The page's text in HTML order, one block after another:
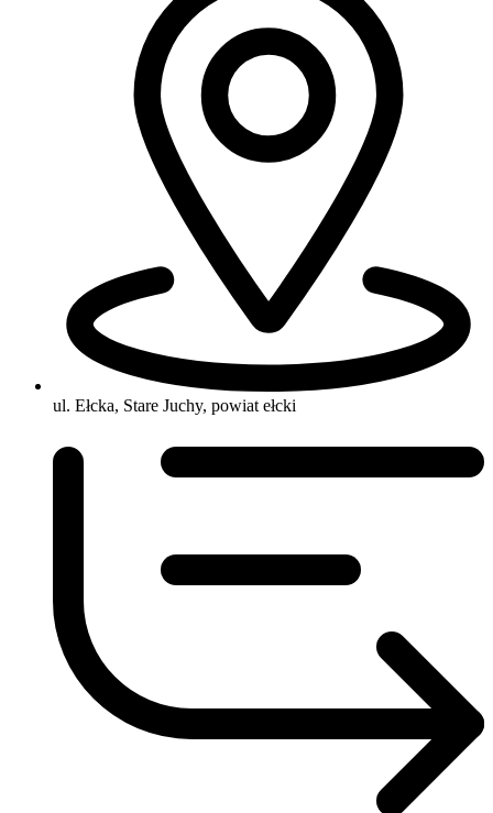
ul. Ełcka, Stare Juchy, powiat ełcki